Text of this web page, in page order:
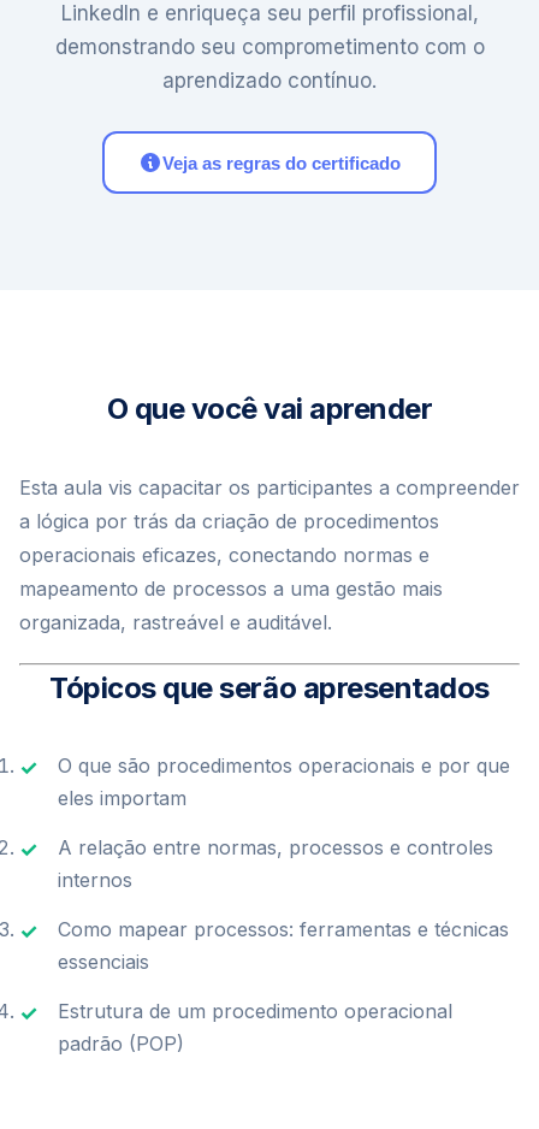
LinkedIn e enriqueça seu perfil profissional,
demonstrando seu comprometimento com o
aprendizado contínuo.
Veja as regras do certificado
O que você vai aprender
Esta aula vis capacitar os participantes a compreender
a lógica por trás da criação de procedimentos
operacionais eficazes, conectando normas e
mapeamento de processos a uma gestão mais
organizada, rastreável e auditável.
Tópicos que serão apresentados
O que são procedimentos operacionais e por que
eles importam
A relação entre normas, processos e controles
internos
Como mapear processos: ferramentas e técnicas
essenciais
Estrutura de um procedimento operacional
padrão (POP)